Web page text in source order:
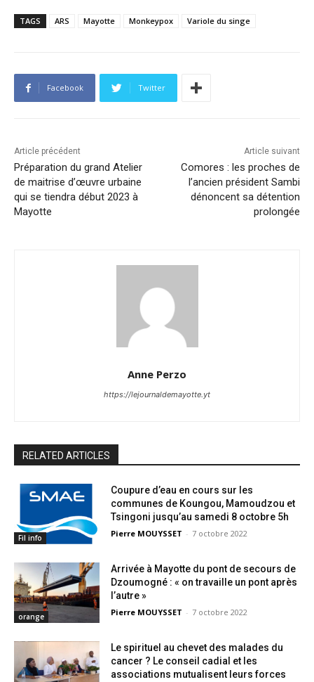
TAGS ARS Mayotte Monkeypox Variole du singe
Facebook Twitter
Article précédent
Préparation du grand Atelier
de maitrise d’œuvre urbaine
qui se tiendra début 2023 à
Mayotte
Article suivant
Comores : les proches de
l’ancien président Sambi
dénoncent sa détention
prolongée
Anne Perzo
https://lejournaldemayotte.yt
RELATED ARTICLES
Fil info
Coupure d’eau en cours sur les
communes de Koungou, Mamoudzou et
Tsingoni jusqu’au samedi 8 octobre 5h
Pierre MOUYSSET - 7 octobre 2022
orange
Arrivée à Mayotte du pont de secours de
Dzoumogné : « on travaille un pont après
l’autre »
Pierre MOUYSSET - 7 octobre 2022
Le spirituel au chevet des malades du
cancer ? Le conseil cadial et les
associations mutualisent leurs forces